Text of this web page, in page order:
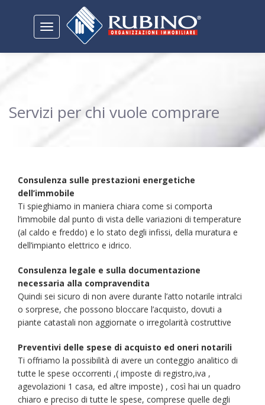
Toggle
navigation
Servizi per chi vuole comprare
Consulenza sulle prestazioni energetiche
dell’immobile
Ti spieghiamo in maniera chiara come si comporta
l’immobile dal punto di vista delle variazioni di temperature
(al caldo e freddo) e lo stato degli infissi, della muratura e
dell’impianto elettrico e idrico.
Consulenza legale e sulla documentazione
necessaria alla compravendita
Quindi sei sicuro di non avere durante l’atto notarile intralci
o sorprese, che possono bloccare l’acquisto, dovuti a
piante catastali non aggiornate o irregolarità costruttive
Preventivi delle spese di acquisto ed oneri notarili
Ti offriamo la possibilità di avere un conteggio analitico di
tutte le spese occorrenti ,( imposte di registro,iva ,
agevolazioni 1 casa, ed altre imposte) , così hai un quadro
chiaro e preciso di tutte le spese, comprese quelle degli